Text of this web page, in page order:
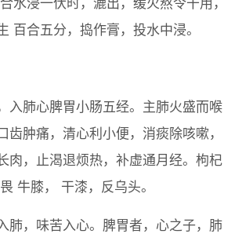
水浸一伏时，漉出，缓火熬令干用，
百合五分，捣作膏，投水中浸。
入肺心脾胃小肠五经。主肺火盛而喉
齿肿痛，清心利小便，消痰除咳嗽，
肉，止渴退烦热，补虚通月经。枸杞
牛膝， 干漆，反乌头。
肺，味苦入心。脾胃者，心之子，肺